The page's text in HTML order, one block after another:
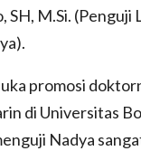
SH, M.Si.
promosi
di Universitas
Nadya